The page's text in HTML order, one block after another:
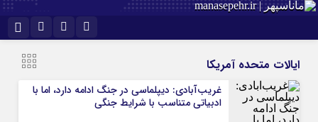
سروش
آپارات رمز عبور
ایالات متحده آمریکا
غریب‌آبادی: دیپلماسی در جنگ ادامه دارد، اما با
ادبیاتی متناسب با شرایط جنگی